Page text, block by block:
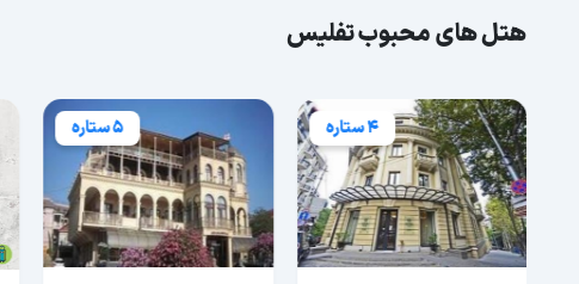
هتل های محبوب تفلیس
4 ستاره 5 ستاره